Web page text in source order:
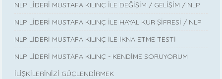
NLP LİDERİ MUSTAFA KILINÇ İLE DEĞİŞİM / GELİŞİM / NLP
NLP LİDERİ MUSTAFA KILINÇ İLE HAYAL KUR ŞİFRESİ / NLP
NLP LİDERİ MUSTAFA KILINÇ İLE İKNA ETME TESTİ
NLP LİDERİ MUSTAFA KILINÇ - KENDİME SORUYORUM
İLİŞKİLERİNİZİ GÜÇLENDİRMEK